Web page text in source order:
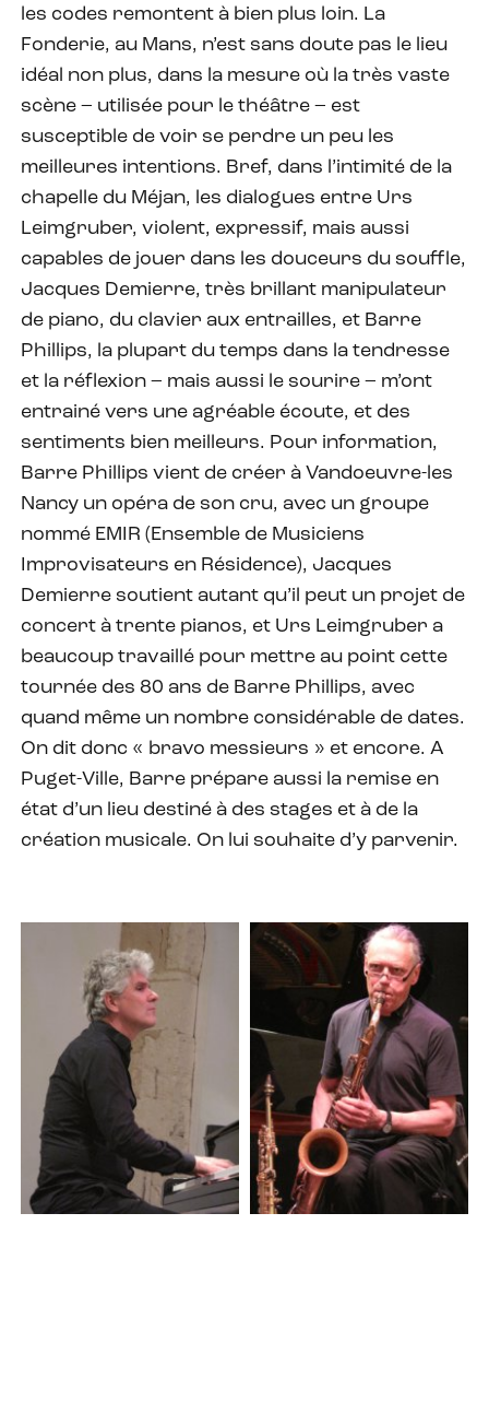
les codes remontent à bien plus loin. La
Fonderie, au Mans, n’est sans doute pas le lieu
idéal non plus, dans la mesure où la très vaste
scène – utilisée pour le théâtre – est
susceptible de voir se perdre un peu les
meilleures intentions. Bref, dans l’intimité de la
chapelle du Méjan, les dialogues entre Urs
Leimgruber, violent, expressif, mais aussi
capables de jouer dans les douceurs du souffle,
Jacques Demierre, très brillant manipulateur
de piano, du clavier aux entrailles, et Barre
Phillips, la plupart du temps dans la tendresse
et la réflexion – mais aussi le sourire – m’ont
entrainé vers une agréable écoute, et des
sentiments bien meilleurs. Pour information,
Barre Phillips vient de créer à Vandoeuvre-les
Nancy un opéra de son cru, avec un groupe
nommé EMIR (Ensemble de Musiciens
Improvisateurs en Résidence), Jacques
Demierre soutient autant qu’il peut un projet de
concert à trente pianos, et Urs Leimgruber a
beaucoup travaillé pour mettre au point cette
tournée des 80 ans de Barre Phillips, avec
quand même un nombre considérable de dates.
On dit donc « bravo messieurs » et encore. A
Puget-Ville, Barre prépare aussi la remise en
état d’un lieu destiné à des stages et à de la
création musicale. On lui souhaite d’y parvenir.